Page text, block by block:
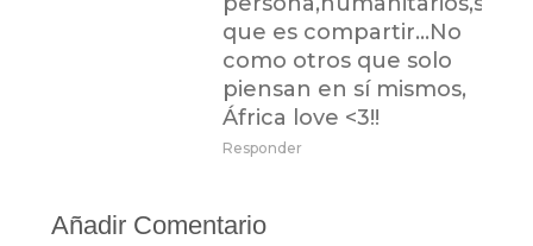
que es compartir…No
como otros que solo
piensan en sí mismos,
África love <3!!
Responder
Añadir Comentario